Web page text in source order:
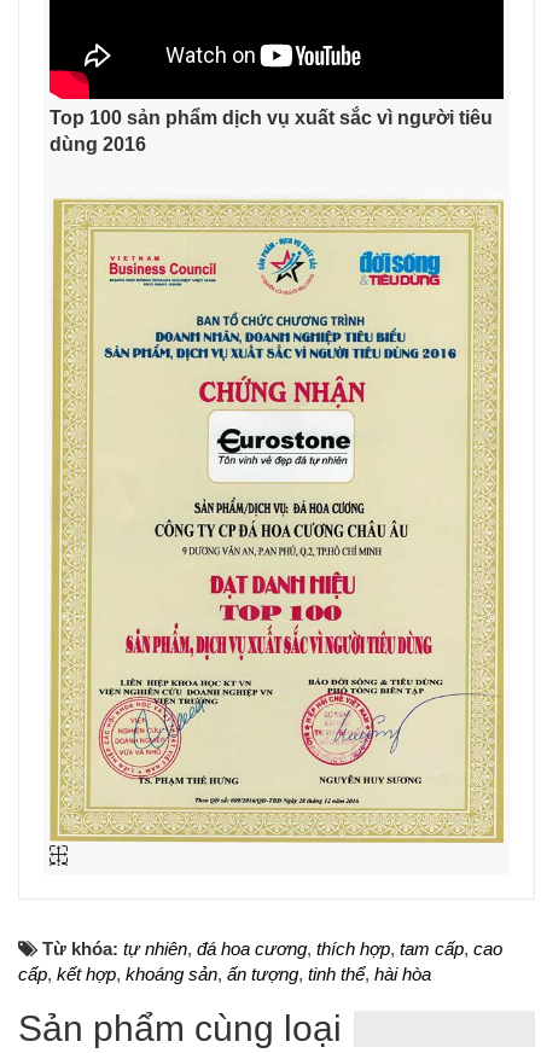
Top 100 sản phẩm dịch vụ xuất sắc vì người tiêu
dùng 2016
Từ khóa: tự nhiên, đá hoa cương, thích hợp, tam cấp, cao
cấp, kết hợp, khoáng sản, ấn tượng, tinh thể, hài hòa
Sản phẩm cùng loại